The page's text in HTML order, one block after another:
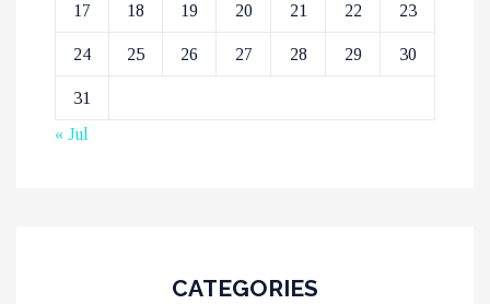
17 18 19 20 21 22 23
24 25 26 27 28 29 30
31
« Jul
CATEGORIES